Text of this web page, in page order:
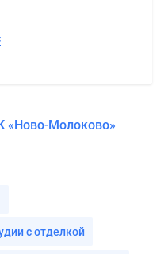
«Ново-Молоково»
с отделкой